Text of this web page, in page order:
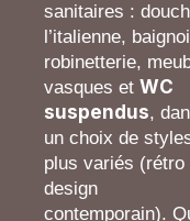
sanitaires :
l’italienne,
robinetterie,
vasques et WC
suspendus,
un choix de
plus variés (rétro
design
contemporain).